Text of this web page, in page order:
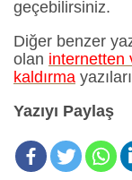
geçebilirsiniz.
Diğer benzer
olan internetten
kaldırma
Yazıyı Paylaş